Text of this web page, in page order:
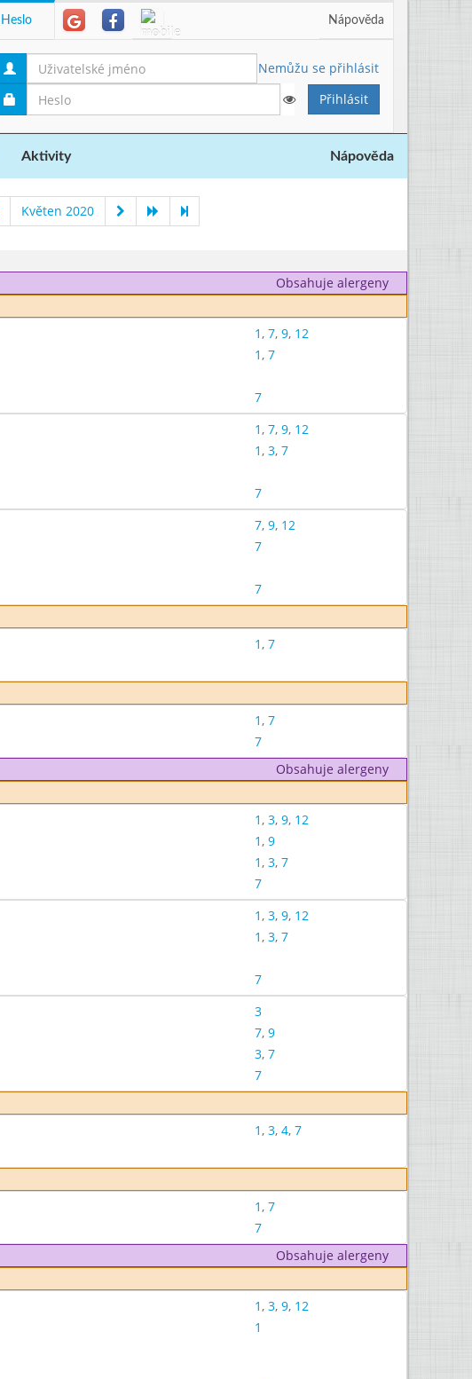
Heslo Nápověda
Nemůžu se přihlásit
Aktivity Nápověda
Květen 2020
Obsahuje alergeny
1, 7, 9, 12
1, 7
7
1, 7, 9, 12
1, 3, 7
7
7, 9, 12
7
7
1, 7
1, 7
7
Obsahuje alergeny
1, 3, 9, 12
1, 9
1, 3, 7
7
1, 3, 9, 12
1, 3, 7
7
3
7, 9
3, 7
7
1, 3, 4, 7
1, 7
7
Obsahuje alergeny
1, 3, 9, 12
1